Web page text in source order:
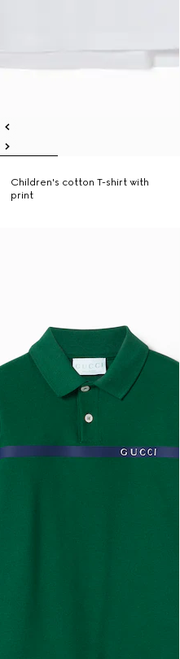
Children's cotton T-shirt with
print